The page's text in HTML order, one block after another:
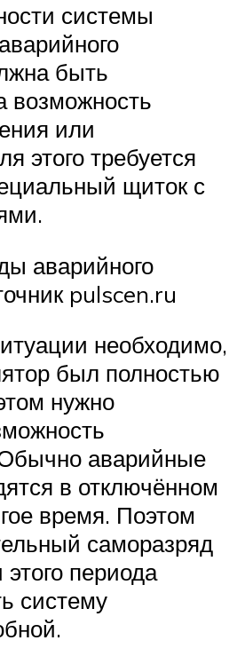
системы
быть
возможность
или
этого требуется
щиток с
аварийного
pulscen.ru
необходимо,
был полностью
нужно
аварийные
в отключённом
время. Поэтом
саморазряд
периода
систему